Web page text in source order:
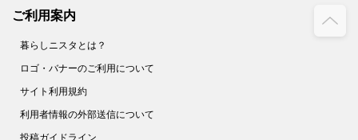
ご利用案内
暮らしニスタとは？
ロゴ・バナーのご利用について
サイト利用規約
利用者情報の外部送信について